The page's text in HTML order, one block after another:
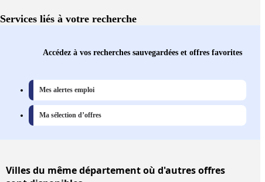
Services liés à votre recherche
Accédez à vos recherches sauvegardées et offres favorites
Mes alertes emploi
Ma sélection d’offres
Villesdu même département où d'autres offres